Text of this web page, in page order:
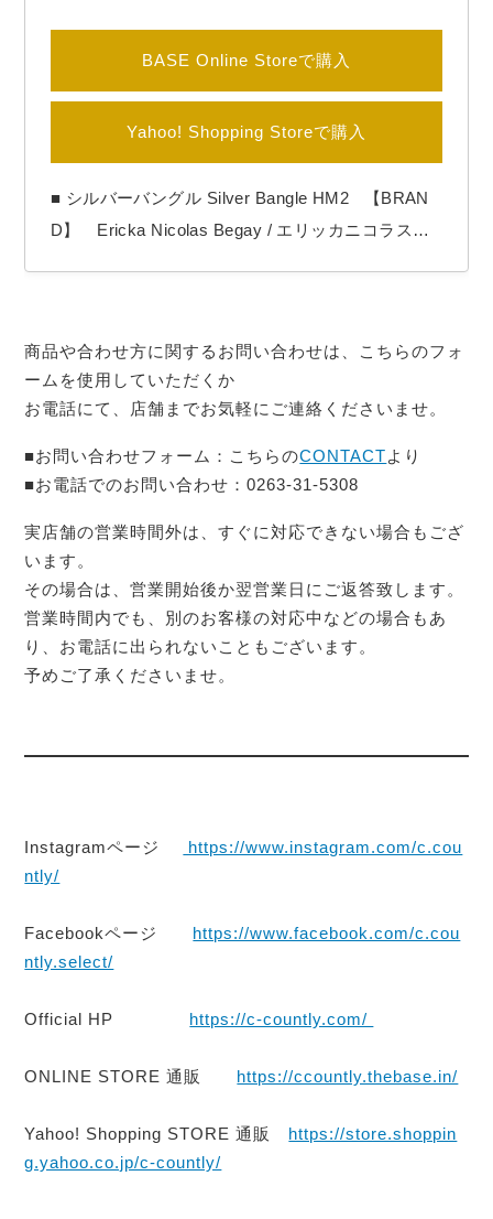
BASE Online Storeで購入
Yahoo! Shopping Storeで購入
■ シルバーバングル Silver Bangle HM2 【BRAN
D】 Ericka Nicolas Begay / エリッカニコラスビ
の塊を溶かす工程からの手作りによる…
商品や合わせ方に関するお問い合わせは、こちらのフォ
ームを使用していただくか
お電話にて、店舗までお気軽にご連絡くださいませ。
■お問い合わせフォーム：こちらのCONTACTより
■お電話でのお問い合わせ：0263-31-5308
実店舗の営業時間外は、すぐに対応できない場合もござ
います。
その場合は、営業開始後か翌営業日にご返答致します。
営業時間内でも、別のお客様の対応中などの場合もあ
り、お電話に出られないこともございます。
予めご了承くださいませ。
Instagramページ
https://www.instagram.com/c.cou
ntly/
Facebookページ https://www.facebook.com/c.cou
ntly.select/
Official HP https://c-countly.com/
ONLINE STORE 通販 https://ccountly.thebase.in/
Yahoo! Shopping STORE 通販 https://store.shoppin
g.yahoo.co.jp/c-countly/